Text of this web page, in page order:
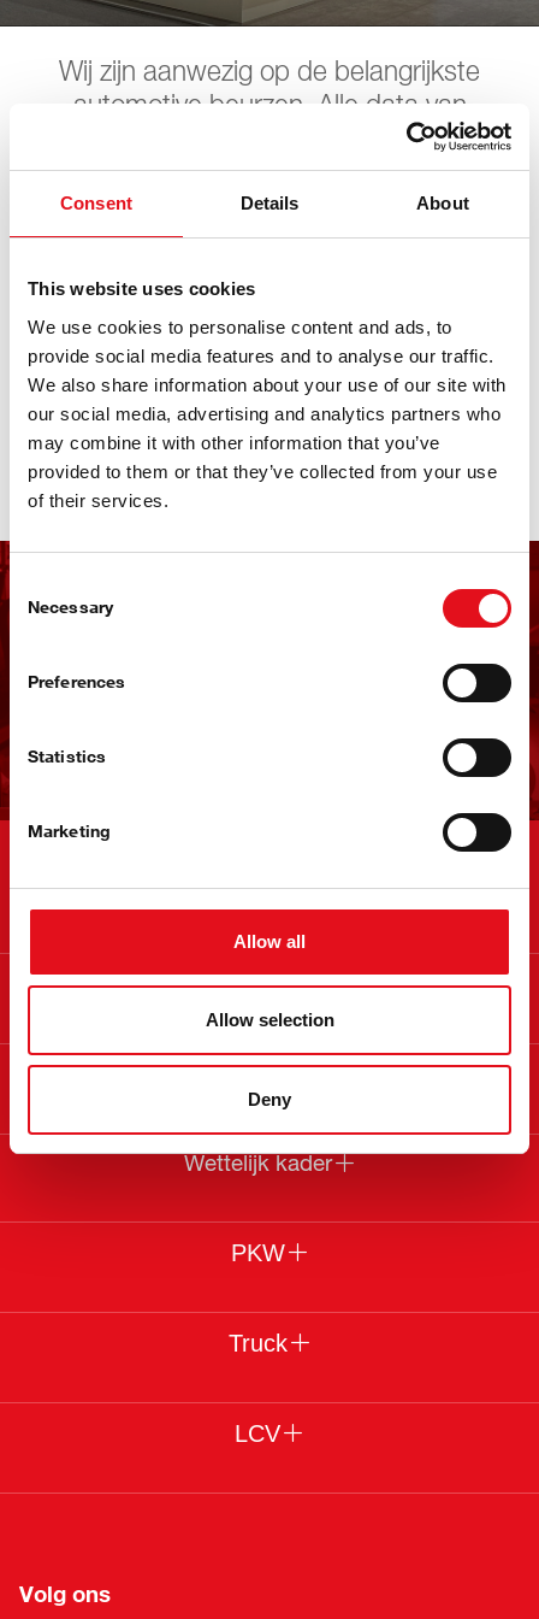
Consent Details About
This website uses cookies
We use cookies to personalise content and ads, to
provide social media features and to analyse our traffic.
We also share information about your use of our site with
our social media, advertising and analytics partners who
may combine it with other information that you’ve
provided to them or that they’ve collected from your use
of their services.
Selection
Necessary
Preferences
Statistics
Marketing
Allow all
Allow selection
Deny
Wij zijn aanwezig op de belangrijkste
automotive beurzen. Alle data van
toekomstige beurzen vindt u hier. Wij
hopen u daar te ontmoeten.
SAS Show
27. augustus 2026 - 29. augustus 2026 · Bern · open in
Maps
Contact
Info
Over febi
Wettelijk kader
PKW
Truck
LCV
Volg ons